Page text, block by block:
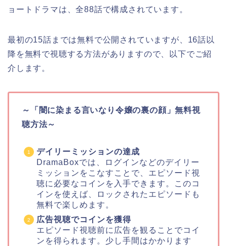
ョートドラマは、全88話で構成されています。
最初の15話までは無料で公開されていますが、16話以
降を無料で視聴する方法がありますので、以下でご紹
介します。
～「闇に染まる言いなり令嬢の裏の顔」無料視
聴方法～
デイリーミッションの達成
DramaBoxでは、ログインなどのデイリー
ミッションをこなすことで、エピソード視
聴に必要なコインを入手できます。このコ
インを使えば、ロックされたエピソードも
無料で楽しめます。
広告視聴でコインを獲得
エピソード視聴前に広告を観ることでコイ
ンを得られます。少し手間はかかります